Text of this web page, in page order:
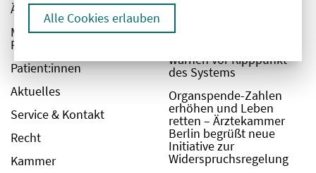
Alle Cookies erlauben
Ärzt:innen
Medizinische
Fachangestellte
Patient:innen
Aktuelles
Service & Kontakt
Recht
Kammer
GKV-Sparvorschläge
Berlin –
warnen vor Kipppunkt
des Systems
Organspende-Zahlen
erhöhen und Leben
retten – Ärztekammer
Berlin begrüßt neue
Initiative zur
Widerspruchsregelung